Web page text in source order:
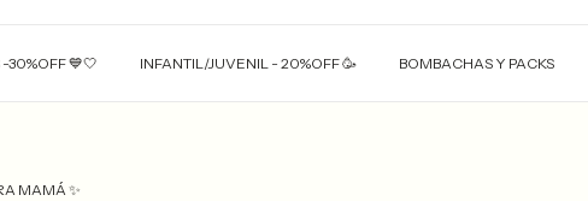
30%OFF 💙🤍 INFANTIL/JUVENIL - 20%OFF 🥳 BOMBACHAS Y PACKS
MAMÁ ✨